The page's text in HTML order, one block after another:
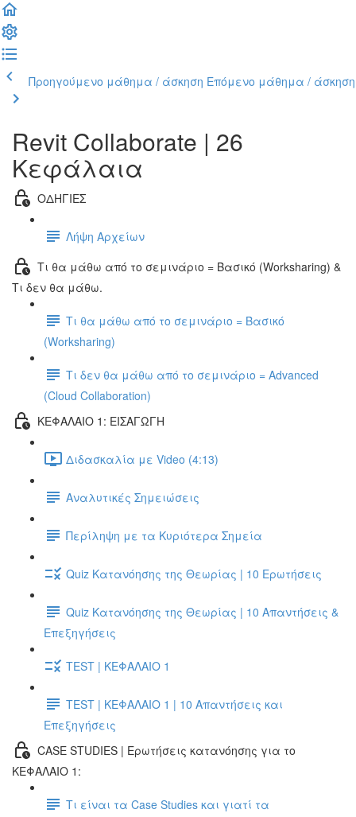
Προηγούμενο μάθημα / άσκηση Επόμενο μάθημα / άσκηση
Revit Collaborate | 26
Κεφάλαια
ΟΔΗΓΙΕΣ
Λήψη Αρχείων
Τι θα μάθω από το σεμινάριο = Βασικό (Worksharing) &
Τι δεν θα μάθω.
Τι θα μάθω από το σεμινάριο = Βασικό
(Worksharing)
Τι δεν θα μάθω από το σεμινάριο = Advanced
(Cloud Collaboration)
ΚΕΦΑΛΑΙΟ 1: ΕΙΣΑΓΩΓΗ
Διδασκαλία με Video (4:13)
Αναλυτικές Σημειώσεις
Περίληψη με τα Κυριότερα Σημεία
Quiz Κατανόησης της Θεωρίας | 10 Ερωτήσεις
Quiz Κατανόησης της Θεωρίας | 10 Απαντήσεις &
Επεξηγήσεις
TEST | ΚΕΦΑΛΑΙΟ 1
TEST | ΚΕΦΑΛΑΙΟ 1 | 10 Απαντήσεις και
Επεξηγήσεις
CASE STUDIES | Ερωτήσεις κατανόησης για το
ΚΕΦΑΛΑΙΟ 1:
Τι είναι τα Case Studies και γιατί τα